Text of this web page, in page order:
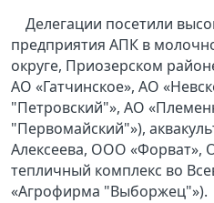
Делегации посетили
предприятия АПК в
округе, Приозерском
АО «Гатчинское», АО
"Петровский"», АО
"Первомайский"»),
Алексеева, ООО «Форват»,
тепличный комплекс во
«Агрофирма "Выборжец"»).